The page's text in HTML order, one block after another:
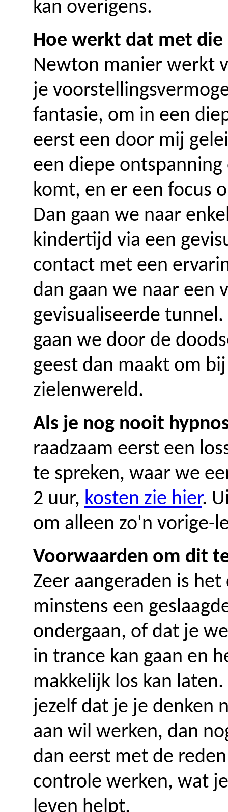
kan overigens.
Hoe werkt dat met die
Newton manier werkt
je
fantasie, om in een
eerst een door mij
een diepe
komt, en er een focus
Dan gaan we naar
kindertijd via een
contact met een
dan gaan we naar een
gevisualiseerde
gaan we door de
geest dan maakt om
zielenwereld.
Als je nog nooit
raadzaam eerst een
te spreken, waar we
2 uur, kosten zie hier.
om alleen zo'n vorige-
Voorwaarden om dit
Zeer aangeraden is
minstens een
ondergaan, of dat je
in trance kan gaan en
makkelijk los kan
jezelf dat je je denken
aan wil werken, dan
dan eerst met de
controle werken, wat
leven helpt.